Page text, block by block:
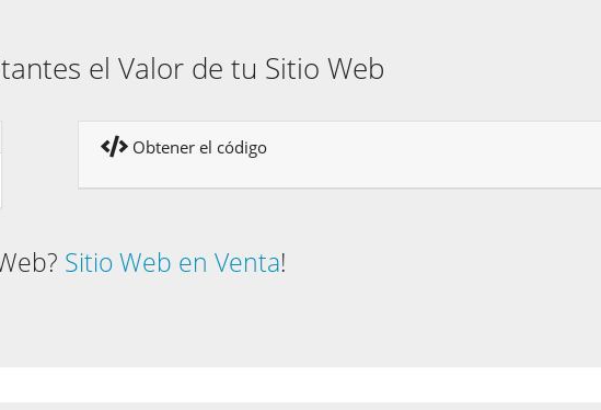
el Valor de tu Sitio Web
Obtener el código
Sitio Web en Venta!